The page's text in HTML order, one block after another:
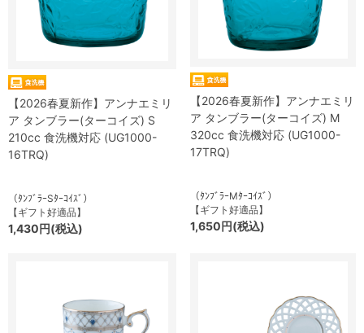
【2026春夏新作】アンナエミリ
ア タンブラー(ターコイズ) S
210cc 食洗機対応 (UG1000-
16TRQ)
（ﾀﾝﾌﾞﾗｰSﾀｰｺｲｽﾞ）
【ギフト好適品】
1,430円(税込)
【2026春夏新作】アンナエミリ
ア タンブラー(ターコイズ) M
320cc 食洗機対応 (UG1000-
17TRQ)
（ﾀﾝﾌﾞﾗｰMﾀｰｺｲｽﾞ）
【ギフト好適品】
1,650円(税込)